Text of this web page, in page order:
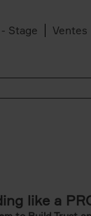
Stage Ventes
like a